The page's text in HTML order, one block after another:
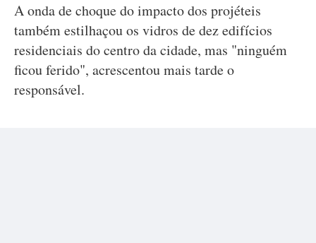
A onda de choque do impacto dos projéteis
também estilhaçou os vidros de dez edifícios
residenciais do centro da cidade, mas "ninguém
ficou ferido", acrescentou mais tarde o
responsável.